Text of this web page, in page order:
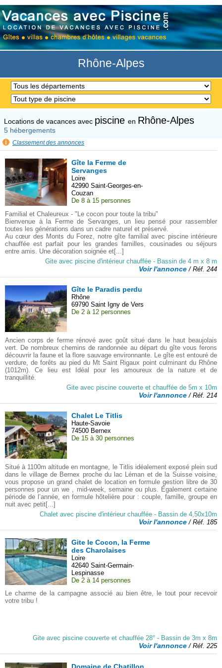
Rhône-Alpes
Locations de vacances avec piscine en Rhône-Alpes
5 hébergements
Classement des annonces
Gîte la Ferme de
Servanges
Loire
42990 Saint-Georges-en-
Couzan
De 8 à 15 personnes
Familial et Chaleureux - "Le cocon pour toute la tribu"
Bienvenue à la Ferme de Servanges, un lieu pensé pour rassembler
toutes les générations dans un cadre naturel et préservé.
Au cœur des Monts du Forez, notre gîte familial avec piscine intérieure
chauffée est parfait pour les grandes familles, cousinades ou séjours
entre amis. Une décoration soignée et[...]
Gite avec piscine d'intérieur chauffée - Bassin de 4 m x 8 m
Voir l'annonce / Réf. 244
Gîte le Paradis perdu
Rhône
69790 Saint Igny de Vers
De 2 à 12 personnes
Ancien corps de ferme rénové avec goût situé dans le haut beaujolais
vert. De nombreux chemins de randonnée au départ du gîte vous ferons
découvrir la faune et la flore sauvage environnante. Le gîte est entouré de
verdure, de forêts au pied du Mt Saint Rigaux point culminant du Rhône
(1012m). Ce lieu est Idéal pour les amoureux de la nature et de
tranquillité.
Gite avec piscine couverte et chauffée de 5m x 10m
Voir l'annonce / Réf. 214
Chalet Le Titlis
Haute-Savoie
74500 Bernex
De 15 à 30 personnes
Situé à 1100m altitude en montagne, le Titlis idéalement exposé plein sud
dans le village de Bernex proche du lac Léman et de la Suisse voisine,
vous propose un grand chalet de location en formule gestion libre de 30
personnes pour un we , mid-week, semaine ou plus. Également certaine
période de l’année, en formule hôtelière pour : couple, famille, groupe en
nuit avec petit[...]
Chalet avec piscine d'intérieur chauffée - Bassin de 4,50x10m
Voir l'annonce / Réf. 185
Gite le Cocon, la Ferme
des Charolaises
Loire
42640 Saint-Germain-
Lespinasse
De 2 à 14 personnes
Le charme de la campagne associé au bien être, le tout pour recevoir
votre tribu !
Gite avec piscine couverte et chauffée 28° - Bassin de 3m x 8m
Voir l'annonce / Réf. 225
Domaine de Chatillon
Panneau de gestion des cookies